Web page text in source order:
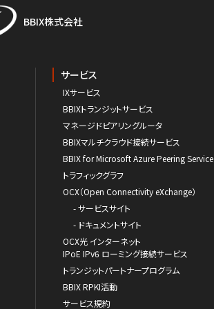
BBIX株式会社
サービス
IXサービス
BBIXトランジットサービス
マネージドピアリングルータ
BBIXマルチクラウド接続サービス
BBIX for Microsoft Azure Peering Service
トラフィックグラフ
OCX（Open Connectivity eXchange）
- サービスサイト
- ドキュメントサイト
OCX光 インターネット
IPoE IPv6 ローミング接続サービス
トランジットパートナープログラム
BBIX RPKI活動
サービス規約